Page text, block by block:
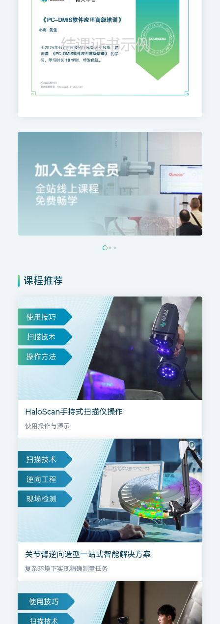
课程推荐
HaloScan手持式扫描仪操作
使用操作与演示
关节臂逆向造型一站式智能解决方案
复杂环境下实现精确测量任务